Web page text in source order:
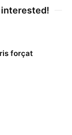
interested!
forçat